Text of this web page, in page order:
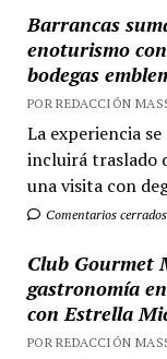
Barrancas
enoturismo
bodegas
POR REDACCIÓN
La experiencia
incluirá traslado
una visita con
Comentarios cerrados
Club Gourmet
gastronomía
con Estrella
POR REDACCIÓN